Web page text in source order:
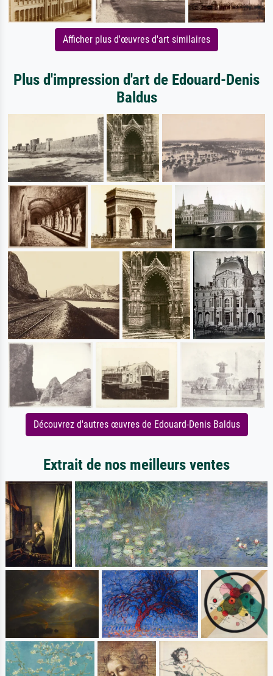
Afficher plus d'œuvres d'art similaires
Plus d'impression d'art de Edouard-Denis
Baldus
Découvrez d'autres œuvres de Edouard-Denis Baldus
Extrait de nos meilleurs ventes